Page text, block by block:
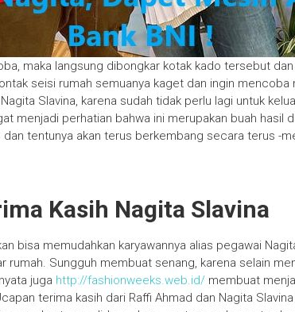
maka langsung dibongkar kotak kado tersebut
seisi rumah semuanya kaget dan ingin mencoba
Slavina, karena sudah tidak perlu lagi untuk
menjadi perhatian bahwa ini merupakan buah hasil
dan tentunya akan terus berkembang secara terus -
Kasih Nagita Slavina
bisa memudahkan karyawannya alias pegawai
rumah. Sungguh membuat senang, karena selain
juga http://fashionweeks.web.id/ membuat
terima kasih dari Raffi Ahmad dan Nagita